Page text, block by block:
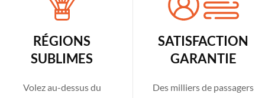
RÉGIONS
SUBLIMES
Volez au-dessus du
SATISFACTION
GARANTIE
Des milliers de passagers